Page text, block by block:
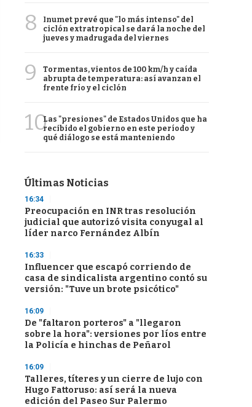
8
Inumet prevé que "lo más intenso" del
ciclón extratropical se dará la noche del
jueves y madrugada del viernes
9
Tormentas, vientos de 100 km/h y caída
abrupta de temperatura: así avanzan el
frente frío y el ciclón
10Las "presiones" de Estados Unidos que ha
recibido el gobierno en este período y
qué diálogo se está manteniendo
Últimas Noticias
16:34
Preocupación en INR tras resolución
judicial que autorizó visita conyugal al
líder narco Fernández Albín
16:33
Influencer que escapó corriendo de
casa de sindicalista argentino contó su
versión: "Tuve un brote psicótico"
16:09
De "faltaron porteros" a "llegaron
sobre la hora": versiones por líos entre
la Policía e hinchas de Peñarol
16:09
Talleres, títeres y un cierre de lujo con
Hugo Fattoruso: así será la nueva
edición del Paseo Sur Palermo